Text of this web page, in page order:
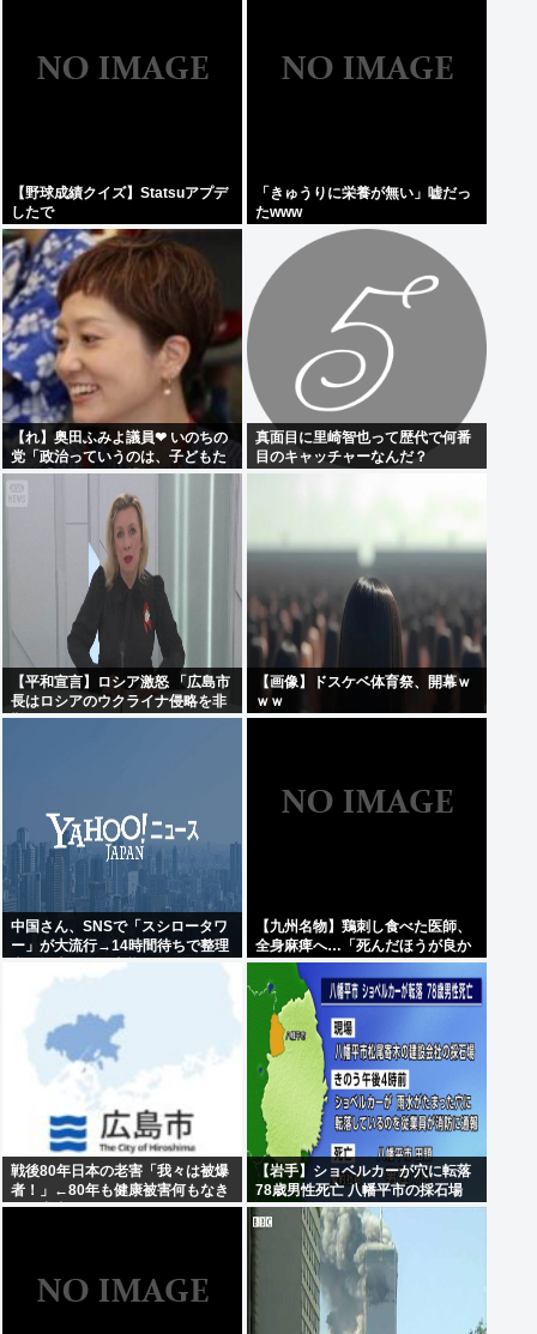
【野球成績クイズ】Statsuアプデ
したで
「きゅうりに栄養が無い」嘘だっ
たwww
【れ】奥田ふみよ議員❤‍ いのちの
党「政治っていうのは、子どもた
ちに「いのち」を繋いでいくため
にあるんだよ。」
真面目に里崎智也って歴代で何番
目のキャッチャーなんだ？
【平和宣言】ロシア激怒 「広島市
長はロシアのウクライナ侵略を非
難した」
【画像】ドスケベ体育祭、開幕ｗ
ｗｗ
中国さん、SNSで「スシロータワ
ー」が大流行→14時間待ちで整理
【九州名物】鶏刺し食べた医師、
全身麻痺へ…「死んだほうが良か
った」
戦後80年日本の老害「我々は被爆
者！」←80年も健康被害何もなき
ゃ健常者やろ
【岩手】ショベルカーが穴に転落
78歳男性死亡 八幡平市の採石場